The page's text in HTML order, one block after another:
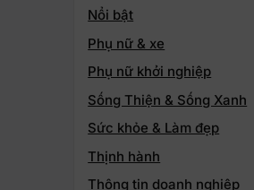
Nổi bật
Phụ nữ & xe
Phụ nữ khởi nghiệp
Sống Thiện & Sống Xanh
Sức khỏe & Làm đẹp
Thịnh hành
Thông tin doanh nghiệp